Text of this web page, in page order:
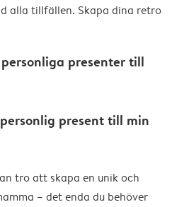
alla tillfällen. Skapa dina retro
presenter till
present till min
tro att skapa en unik och
– det enda du behöver